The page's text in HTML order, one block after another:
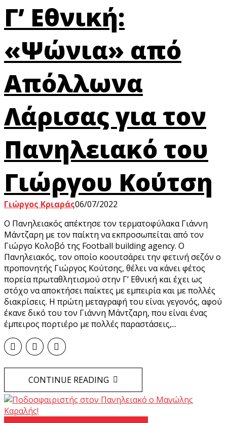
Γ’ Εθνική:
«Ψώνια» από
Απόλλωνα
Λάρισας για τον
Πανηλειακό του
Γιώργου Κούτση
Γιώργος Κριαράς06/07/2022
Ο Πανηλειακός απέκτησε τον τερματοφύλακα Γιάννη
Μάντζαρη με τον παίκτη να εκπροσωπείται από τον
Γιώργο Κολοβό της Football building agency. Ο
Πανηλειακός, τον οποίο κοουτσάρει την φετινή σεζόν ο
προπονητής Γιώργος Κούτσης, θέλει να κάνει φέτος
πορεία πρωταθλητισμού στην Γ’ Εθνική και έχει ως
στόχο να αποκτήσει παίκτες με εμπειρία και με πολλές
διακρίσεις. Η πρώτη μεταγραφή του είναι γεγονός, αφού
έκανε δικό του τον Γιάννη Μάντζαρη, που είναι ένας
έμπειρος πορτιέρο με πολλές παραστάσεις,...
CONTINUE READING